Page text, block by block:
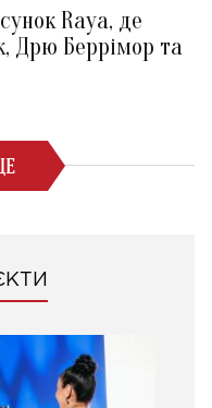
Raya, де
Дрю Беррімор та